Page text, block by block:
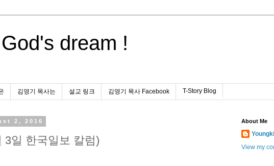
dream !
김영기 목사는 설교 링크 김영기 목사 Facebook T-Story Blog
2, 2016
3일 한국일보 칼럼)
About Me
View my